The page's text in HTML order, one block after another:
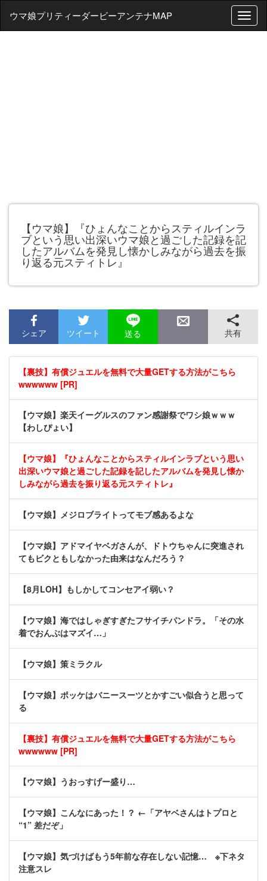
T
o
ウマ娘プリティーダービーアンテナMAP
【ウマ娘】『ひょんなことからスティルインラ
ブという思い出深いウマ娘と過ごした記録を記
したアルバムを発見し懐かしみながら過去を振
り返る元スティトレ』
シェア ツイート 送る 共有
【裏技】有償ジュエルを無料で大量GETする方法がこちら
wwwwww [PR]
【ウマ娘】楽天イーグルスのファン感謝祭でワシ娘ｗｗｗ
【わしぴょい】
【ウマ娘】『ひょんなことからスティルインラブという思い
出深いウマ娘と過ごした記録を記したアルバムを発見し懐か
しみながら過去を振り返る元スティトレ』
【ウマ娘】メジロブライトってモブ感あるよな
【ウマ娘】アドマイヤベガさんが、ドトウちゃんに突進され
てもビクともしなかった由来はなんだろう？
【8月LOH】もしかしてコンセアイ弱い？
【ウマ娘】海ではしゃぎすぎたフサイチパンドラ。「その水
着でおんぶはマズイ…」
【ウマ娘】策ミラクル
【ウマ娘】ポッケはバニースーツとかすごい似合うと思って
る
【裏技】有償ジュエルを無料で大量GETする方法がこちら
wwwwww [PR]
【ウマ娘】うおっすげー盛り…
【ウマ娘】こんなにあった！？ ←「アヤベさんはトプロと
“1” 差だぞ」
【ウマ娘】気づけばもう5年前な存在しない記憶… ※下ネタ
注意スレ